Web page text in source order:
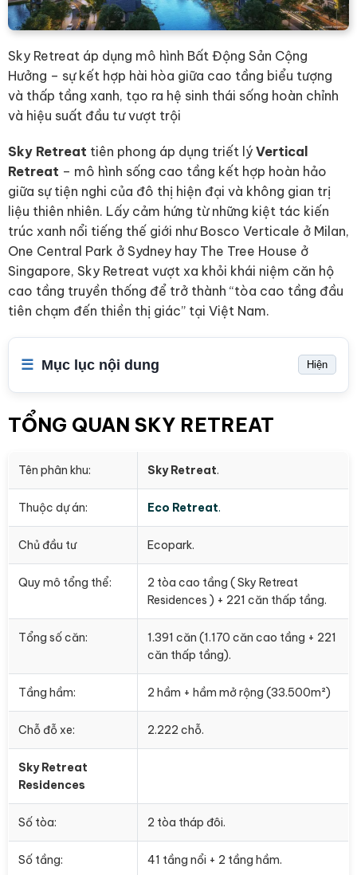
Sky Retreat áp dụng mô hình Bất Động Sản Cộng
Hưởng – sự kết hợp hài hòa giữa cao tầng biểu tượng
và thấp tầng xanh, tạo ra hệ sinh thái sống hoàn chỉnh
và hiệu suất đầu tư vượt trội
Sky Retreat tiên phong áp dụng triết lý Vertical
Retreat – mô hình sống cao tầng kết hợp hoàn hảo
giữa sự tiện nghi của đô thị hiện đại và không gian trị
liệu thiên nhiên. Lấy cảm hứng từ những kiệt tác kiến
trúc xanh nổi tiếng thế giới như Bosco Verticale ở Milan,
One Central Park ở Sydney hay The Tree House ở
Singapore, Sky Retreat vượt xa khỏi khái niệm căn hộ
cao tầng truyền thống để trở thành “tòa cao tầng đầu
tiên chạm đến thiền thị giác” tại Việt Nam.
Mục lục nội dung Hiện
TỔNG QUAN SKY RETREAT
Tên phân khu: Sky Retreat.
Thuộc dự án: Eco Retreat.
Chủ đầu tư Ecopark.
Quy mô tổng thể:
2 tòa cao tầng ( Sky Retreat
Residences ) + 221 căn thấp tầng.
Tổng số căn:
1.391 căn (1.170 căn cao tầng + 221
căn thấp tầng).
Tầng hầm: 2 hầm + hầm mở rộng (33.500m²)
Chỗ đỗ xe: 2.222 chỗ.
Sky Retreat
Residences
Số tòa: 2 tòa tháp đôi.
Số tầng: 41 tầng nổi + 2 tầng hầm.